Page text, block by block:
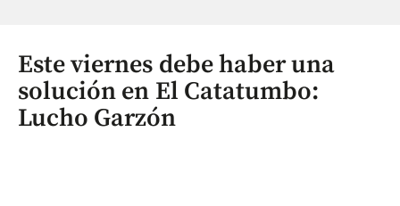
Este viernes debe haber una
solución en El Catatumbo:
Lucho Garzón